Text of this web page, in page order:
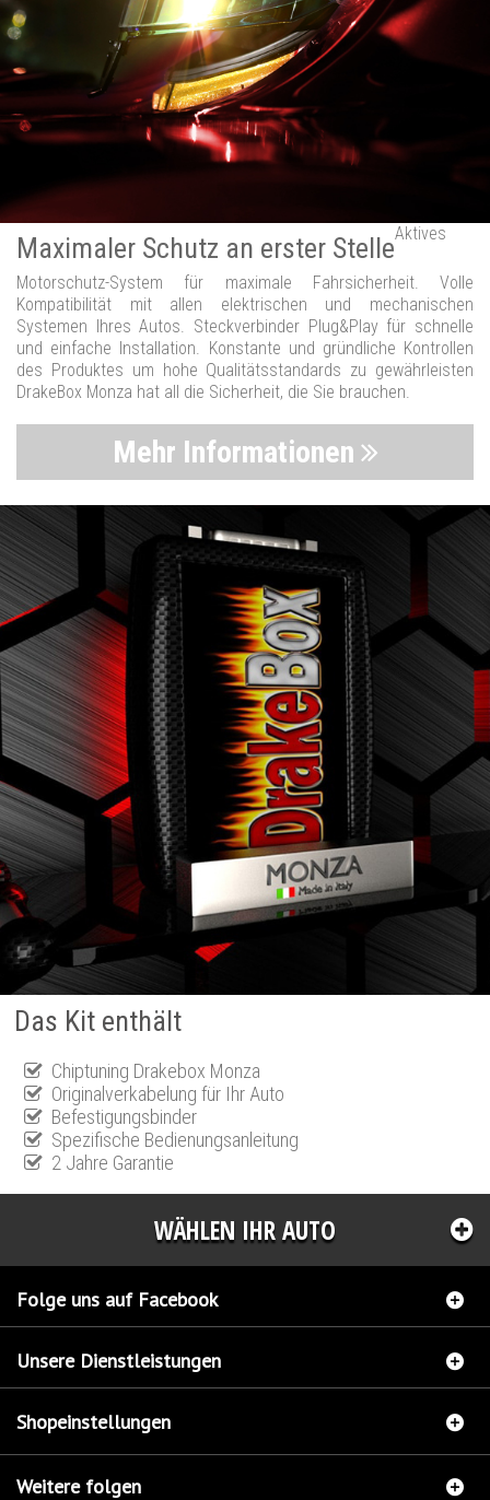
Maximaler Schutz an erster StelleAktives
Motorschutz-System für maximale Fahrsicherheit. Volle
Kompatibilität mit allen elektrischen und mechanischen
Systemen Ihres Autos. Steckverbinder Plug&Play für schnelle
und einfache Installation. Konstante und gründliche Kontrollen
des Produktes um hohe Qualitätsstandards zu gewährleisten
DrakeBox Monza hat all die Sicherheit, die Sie brauchen.
Mehr Informationen
Das Kit enthält
Chiptuning Drakebox Monza
Originalverkabelung für Ihr Auto
Befestigungsbinder
Spezifische Bedienungsanleitung
2 Jahre Garantie
WÄHLEN IHR AUTO
Folge uns auf Facebook
Unsere Dienstleistungen
Shopeinstellungen
Weitere folgen